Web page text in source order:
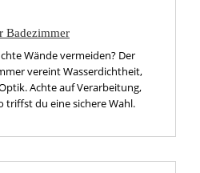
Badezimmer
Wände vermeiden? Der
vereint Wasserdichtheit,
Achte auf Verarbeitung,
triffst du eine sichere Wahl.